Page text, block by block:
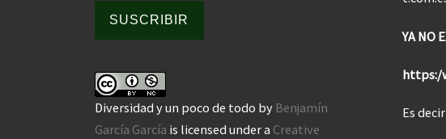
SUSCRIBIR
Diversidad y un poco de todo by Benjamín
García García is licensed under a Creative
YA NO
https:/
Es